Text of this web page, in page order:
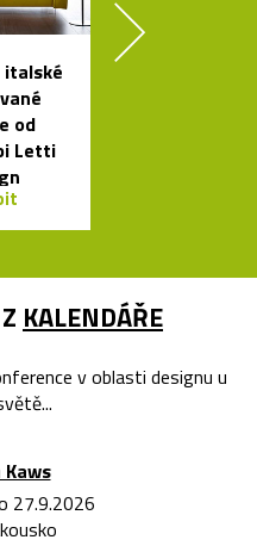
italské
od
Letti
KALENDÁŘE
v oblasti designu u
27.9.2026